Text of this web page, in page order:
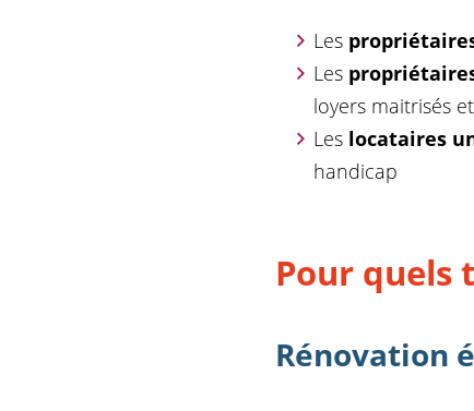
Les
Les
loyers maitrisés
Les locataires
handicap
Pour quels
Rénovation